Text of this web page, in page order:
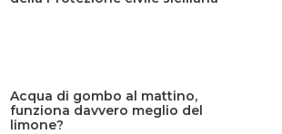
Acqua di gombo al mattino,
funziona davvero meglio del
limone?